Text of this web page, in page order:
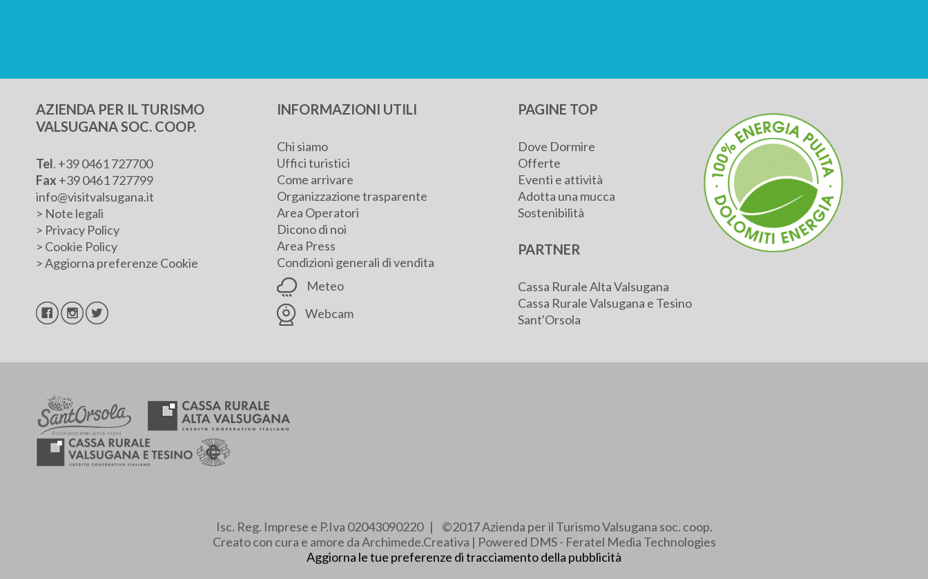
AZIENDA PER IL TURISMO
VALSUGANA SOC. COOP.
Tel. +39 0461 727700
Fax +39 0461 727799
info@visitvalsugana.it
> Note legali
> Privacy Policy
> Cookie Policy
>Aggiorna preferenze Cookie
INFORMAZIONI UTILI
Chi siamo
Uffici turistici
Come arrivare
Organizzazione trasparente
Area Operatori
Dicono di noi
Area Press
Condizioni generali di vendita
Meteo
Webcam
PAGINE TOP
Dove Dormire
Offerte
Eventi e attività
Adotta una mucca
Sostenibilità
PARTNER
Cassa Rurale Alta Valsugana
Cassa Rurale Valsugana e Tesino
Sant'Orsola
Isc. Reg. Imprese e P.Iva 02043090220 | ©2017 Azienda per il Turismo Valsugana soc. coop.
Creato con cura e amore da Archimede.Creativa | Powered DMS - Feratel Media Technologies
Aggiorna le tue preferenze di tracciamento della pubblicità